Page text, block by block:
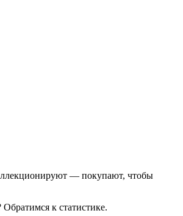
— покупают, чтобы
к статистике.